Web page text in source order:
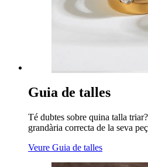
Guia de talles
Té dubtes sobre quina talla
grandària correcta de la seva
Veure Guia de talles